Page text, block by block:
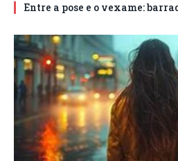
Entre a pose e o vexame: